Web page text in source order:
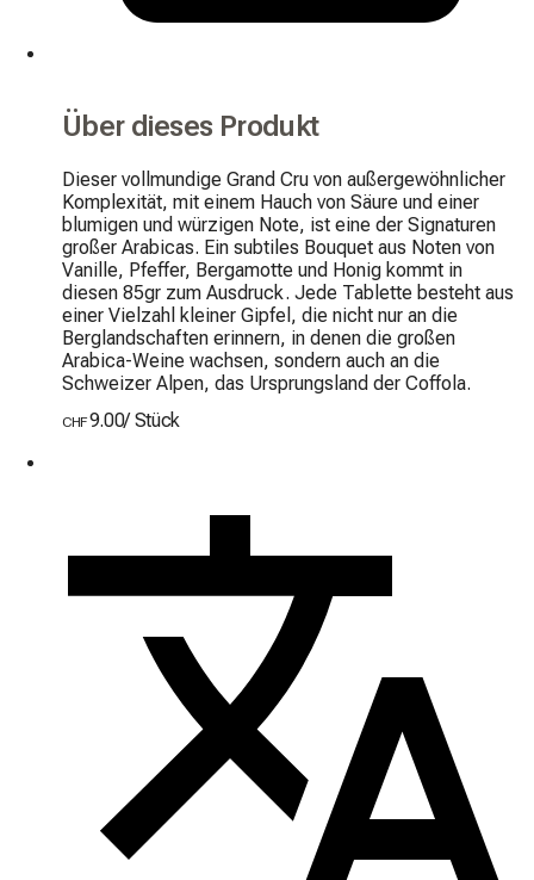
Über dieses Produkt
Dieser vollmundige Grand Cru von außergewöhnlicher
Komplexität, mit einem Hauch von Säure und einer
blumigen und würzigen Note, ist eine der Signaturen
großer Arabicas. Ein subtiles Bouquet aus Noten von
Vanille, Pfeffer, Bergamotte und Honig kommt in
diesen 85gr zum Ausdruck. Jede Tablette besteht aus
einer Vielzahl kleiner Gipfel, die nicht nur an die
Berglandschaften erinnern, in denen die großen
Arabica-Weine wachsen, sondern auch an die
Schweizer Alpen, das Ursprungsland der Coffola.
CHF9.00/ Stück